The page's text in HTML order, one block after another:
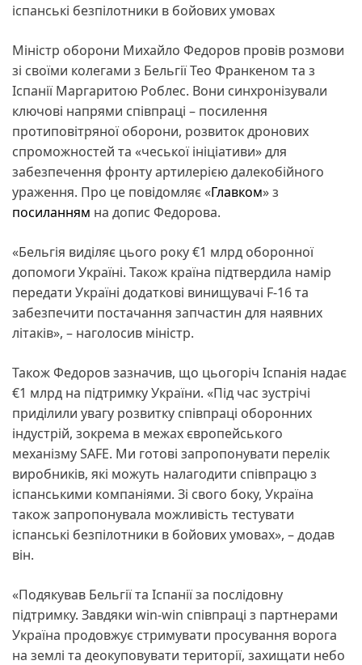
іспанські безпілотники в бойових умовах
Міністр оборони Михайло Федоров провів розмови
зі своїми колегами з Бельгії Тео Франкеном та з
Іспанії Маргаритою Роблес. Вони синхронізували
ключові напрями співпраці – посилення
протиповітряної оборони, розвиток дронових
спроможностей та «чеської ініціативи» для
забезпечення фронту артилерією далекобійного
ураження. Про це повідомляє «Главком» з
посиланням на допис Федорова.
«Бельгія виділяє цього року €1 млрд оборонної
допомоги Україні. Також країна підтвердила намір
передати Україні додаткові винищувачі F-16 та
забезпечити постачання запчастин для наявних
літаків», – наголосив міністр.
Також Федоров зазначив, що цьогоріч Іспанія надає
€1 млрд на підтримку України. «Під час зустрічі
приділили увагу розвитку співпраці оборонних
індустрій, зокрема в межах європейського
механізму SAFE. Ми готові запропонувати перелік
виробників, які можуть налагодити співпрацю з
іспанськими компаніями. Зі свого боку, Україна
також запропонувала можливість тестувати
іспанські безпілотники в бойових умовах», – додав
він.
«Подякував Бельгії та Іспанії за послідовну
підтримку. Завдяки win-win співпраці з партнерами
Україна продовжує стримувати просування ворога
на землі та деокуповувати території, захищати небо